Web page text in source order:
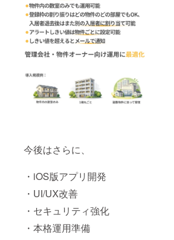
今後はさらに、
・iOS版アプリ開発
・UI/UX改善
・セキュリティ強化
・本格運用準備